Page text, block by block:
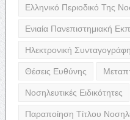
Ελληνικό Περιοδικό Της
Ενιαία Πανεπιστημιακή
Ηλεκτρονική
Θέσεις Ευθύνης
Νοσηλευτικές Ειδικότητες
Παραποίηση Τίτλου